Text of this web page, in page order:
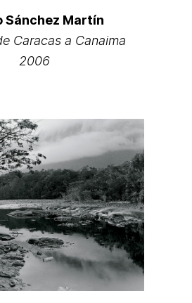
Sánchez Martín
Caracas a Canaima
2006